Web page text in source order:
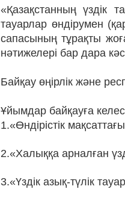
«Қазақстанның үздік
тауарлар өндірумен
сапасының тұрақты
нәтижелері бар дара
Байқау өңірлік және
Ұйымдар байқауға
1.«Өндірістік
2.«Халыққа арналған
3.«Үздік азық-түлік